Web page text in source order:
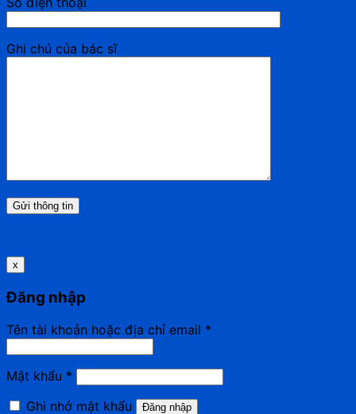
Ghi chú của bác sĩ
x
Đăng nhập
Tên tài khoản hoặc địa chỉ email *
Mật khẩu *
Ghi nhớ mật khẩu
Đăng nhập